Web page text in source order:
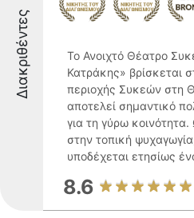
Διακριθέντες
Το Ανοιχτό Θέατρο
Κατράκης» βρίσκεται
περιοχής Συκεών στη
αποτελεί σημαντικό
για τη γύρω
στην τοπική
υποδέχεται ετησίως
8.6